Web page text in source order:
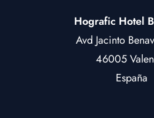
Hografic Hotel
Avd Jacinto
46005
España